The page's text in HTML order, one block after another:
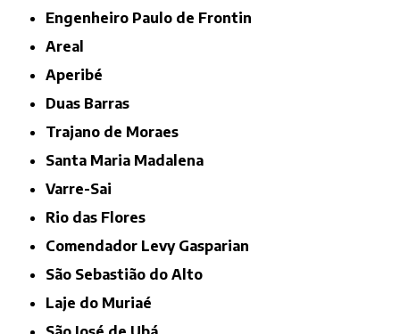
Engenheiro Paulo de Frontin
Areal
Aperibé
Duas Barras
Trajano de Moraes
Santa Maria Madalena
Varre-Sai
Rio das Flores
Comendador Levy Gasparian
São Sebastião do Alto
Laje do Muriaé